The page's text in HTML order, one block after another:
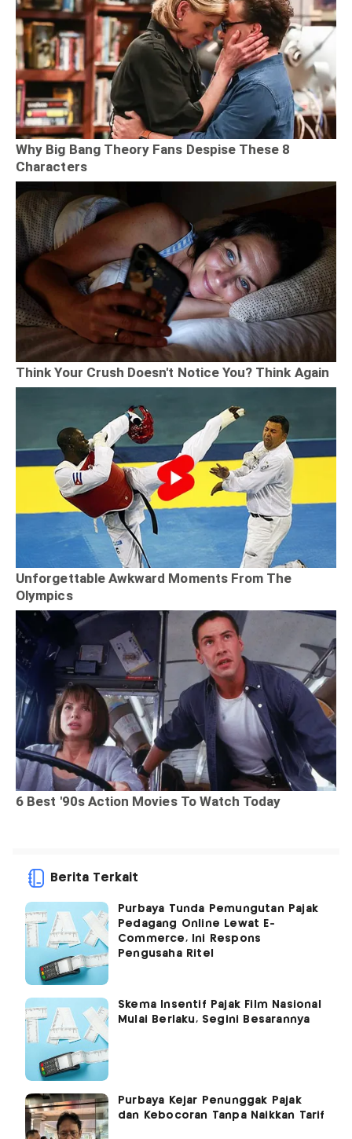
Berita Terkait
Purbaya Tunda Pemungutan Pajak
Pedagang Online Lewat E-
Commerce, Ini Respons
Pengusaha Ritel
Skema Insentif Pajak Film Nasional
Mulai Berlaku, Segini Besarannya
Purbaya Kejar Penunggak Pajak
dan Kebocoran Tanpa Naikkan Tarif